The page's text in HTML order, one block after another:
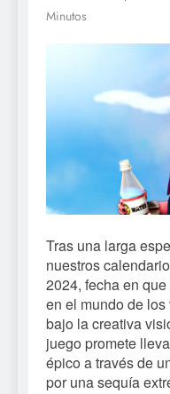
Minutos
Tras una larga
nuestros
2024, fecha en que
en el mundo de
bajo la creativa
juego promete
épico a través de
por una sequía